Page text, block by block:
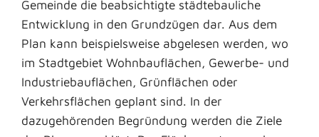
Gemeinde die beabsichtigte städtebauliche
Entwicklung in den Grundzügen dar. Aus dem
Plan kann beispielsweise abgelesen werden, wo
im Stadtgebiet Wohnbauflächen, Gewerbe- und
Industriebauflächen, Grünflächen oder
Verkehrsflächen geplant sind. In der
dazugehörenden Begründung werden die Ziele